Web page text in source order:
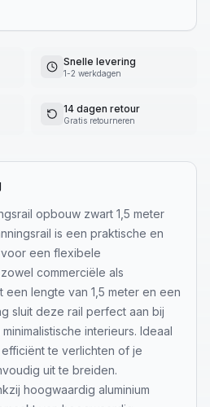
Snelle levering
1-2 werkdagen
14 dagen retour
Gratis retourneren
opbouw zwart 1,5 meter
is een praktische en
een flexibele
commerciële als
een lengte van 1,5 meter en een
sluit deze rail perfect aan bij
interieurs. Ideaal
te verlichten of je
uit te breiden.
hoogwaardig aluminium